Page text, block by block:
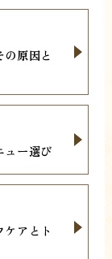
原因と
ュー選び
アとト